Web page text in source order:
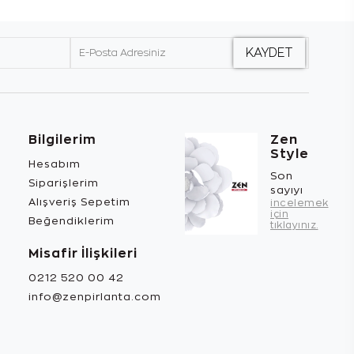
Bilgilerim
Hesabım
Siparişlerim
Alışveriş Sepetim
Beğendiklerim
Misafir İlişkileri
0212 520 00 42
info@zenpirlanta.com
Zen
Style
Son
sayıyı
incelemek
için
tıklayınız.